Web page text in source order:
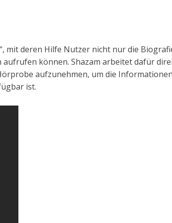
mit deren Hilfe Nutzer nicht nur die
können. Shazam arbeitet dafür
aufzunehmen, um die
ist.